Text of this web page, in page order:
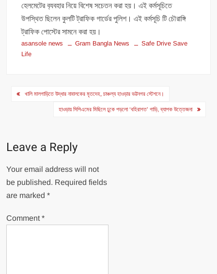
হেলমেটের ব‍্যবহার নিয়ে বিশেষ সচেতন করা হয়। এই কর্মসূচিতে
উপস্থিত ছিলেন কুলটি ট্রাফিক গার্ডের পুলিশ। এই কর্মসূচি টি চৌরাঙ্গি
ট্রাফিক পোস্টের সামনে করা হয়।
asansole news Gram Bangla News
Safe Drive Save
Life
Post
navigation
খালি মালগাড়িতে উদ্ধার নাবালকের মৃতদেহ, চাঞ্চল্য হাওড়ার ভট্টনগর স্টেশনে।
হাওড়ায় সিপিএমের মিছিলে ঢুকে পড়লো ‘বহিরাগত’ গাড়ি, ব্যাপক উত্তেজনা
Leave a Reply
Your email address will not
be published. Required fields
are marked*
Comment*